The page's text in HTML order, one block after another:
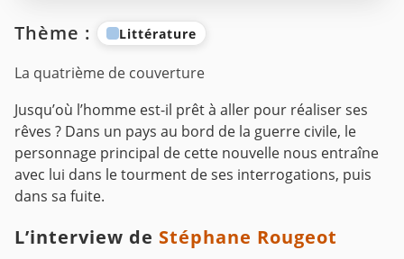
Thème : Littérature
La quatrième de couverture
Jusqu’où l’homme est-il prêt à aller pour réaliser ses
rêves ? Dans un pays au bord de la guerre civile, le
personnage principal de cette nouvelle nous entraîne
avec lui dans le tourment de ses interrogations, puis
dans sa fuite.
L’interview de Stéphane Rougeot